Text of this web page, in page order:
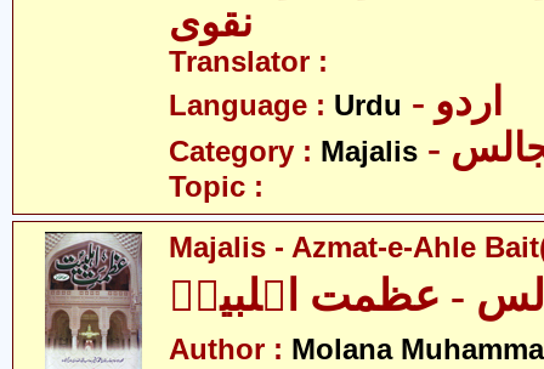
نقوی
Translator :
Language : Urdu - اردو
Category : Majalis
Topic :
Majalis - Azmat-e-Ahle
- عظمت اہلبیتؑ
Author : Molana